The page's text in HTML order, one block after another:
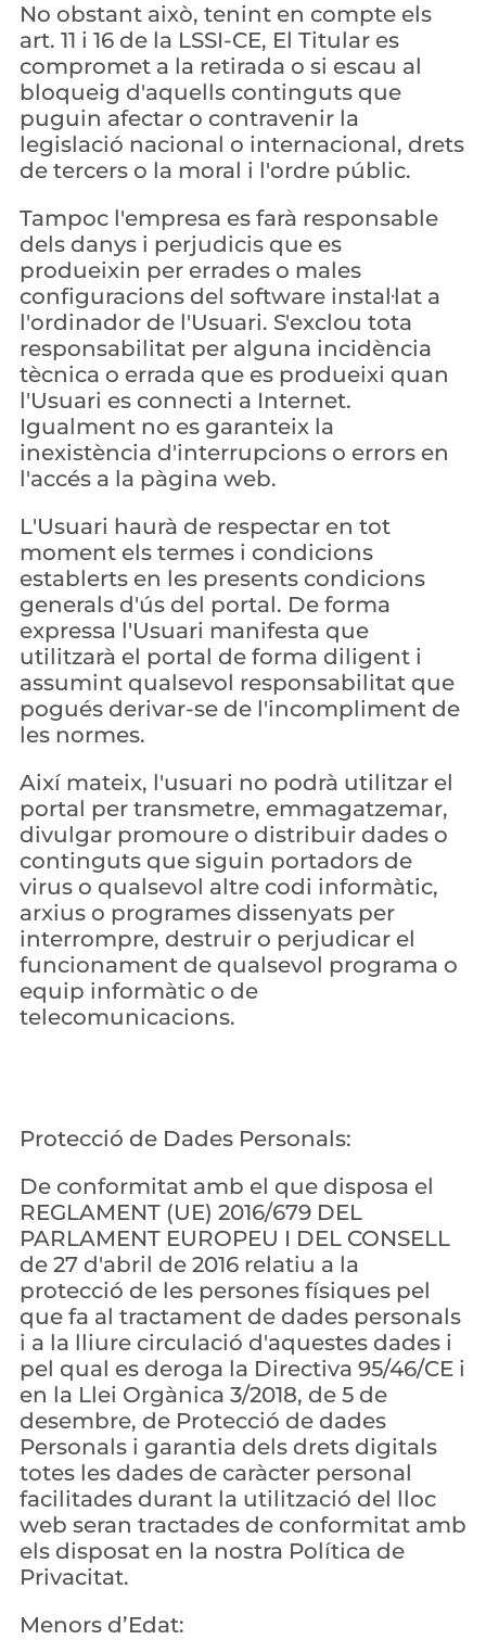
No obstant això, tenint en compte els
art. 11 i 16 de la LSSI-CE, El Titular es
compromet a la retirada o si escau al
bloqueig d'aquells continguts que
puguin afectar o contravenir la
legislació nacional o internacional, drets
de tercers o la moral i l'ordre públic.
Tampoc l'empresa es farà responsable
dels danys i perjudicis que es
produeixin per errades o males
configuracions del software instal·lat a
l'ordinador de l'Usuari. S'exclou tota
responsabilitat per alguna incidència
tècnica o errada que es produeixi quan
l'Usuari es connecti a Internet.
Igualment no es garanteix la
inexistència d'interrupcions o errors en
l'accés a la pàgina web.
L'Usuari haurà de respectar en tot
moment els termes i condicions
establerts en les presents condicions
generals d'ús del portal. De forma
expressa l'Usuari manifesta que
utilitzarà el portal de forma diligent i
assumint qualsevol responsabilitat que
pogués derivar-se de l'incompliment de
les normes.
Així mateix, l'usuari no podrà utilitzar el
portal per transmetre, emmagatzemar,
divulgar promoure o distribuir dades o
continguts que siguin portadors de
virus o qualsevol altre codi informàtic,
arxius o programes dissenyats per
interrompre, destruir o perjudicar el
funcionament de qualsevol programa o
equip informàtic o de
telecomunicacions.
Protecció de Dades Personals:
De conformitat amb el que disposa el
REGLAMENT (UE) 2016/679 DEL
PARLAMENT EUROPEU I DEL CONSELL
de 27 d'abril de 2016 relatiu a la
protecció de les persones físiques pel
que fa al tractament de dades personals
i a la lliure circulació d'aquestes dades i
pel qual es deroga la Directiva 95/46/CE i
en la Llei Orgànica 3/2018, de 5 de
desembre, de Protecció de dades
Personals i garantia dels drets digitals
totes les dades de caràcter personal
facilitades durant la utilització del lloc
web seran tractades de conformitat amb
els disposat en la nostra Política de
Privacitat.
Menors d’Edat: